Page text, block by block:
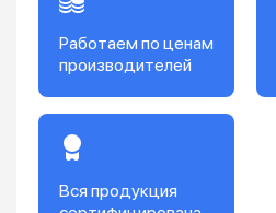
Работаем по ценам
производителей
Вся продукция